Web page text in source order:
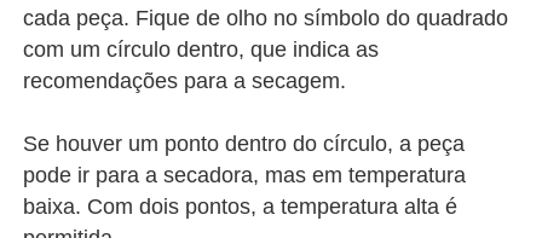
cada peça. Fique de olho no símbolo do quadrado
com um círculo dentro, que indica as
recomendações para a secagem.
Se houver um ponto dentro do círculo, a peça
pode ir para a secadora, mas em temperatura
baixa. Com dois pontos, a temperatura alta é